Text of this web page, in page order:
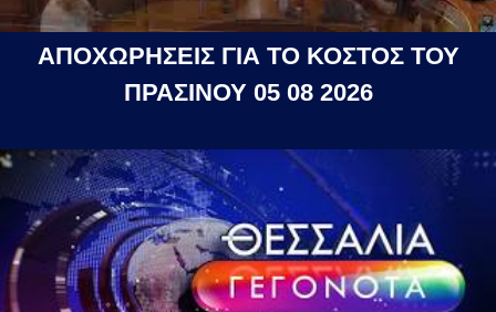
ΑΠΟΧΩΡΗΣΕΙΣ ΓΙΑ ΤΟ ΚΟΣΤΟΣ ΤΟΥ
ΠΡΑΣΙΝΟΥ 05 08 2026